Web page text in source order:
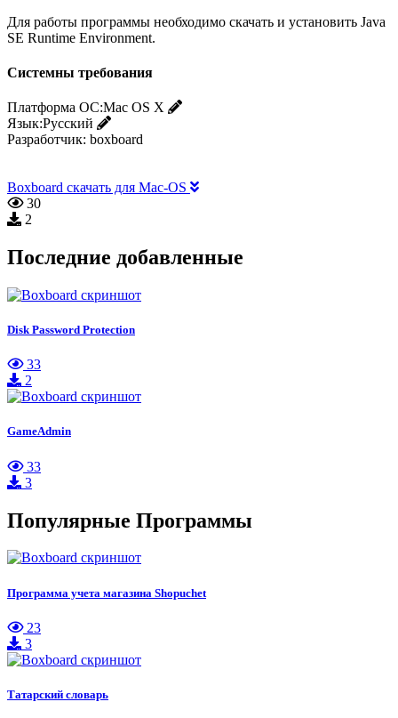
Для работы программы необходимо скачать и установить Java
SE Runtime Environment.
Системны требования
Платформа ОС:Mac OS X
Язык:Русский
Разработчик: boxboard
Boxboard скачать для Mac-OS
30
2
Последние добавленные
Disk Password Protection
33
2
GameAdmin
33
3
Популярные Программы
Программа учета магазина Shopuchet
23
3
Татарский словарь